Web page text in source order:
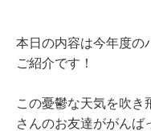
本日の内容は今年度の
ご紹介です！
この憂鬱な天気を吹き
さんのお友達ががんば